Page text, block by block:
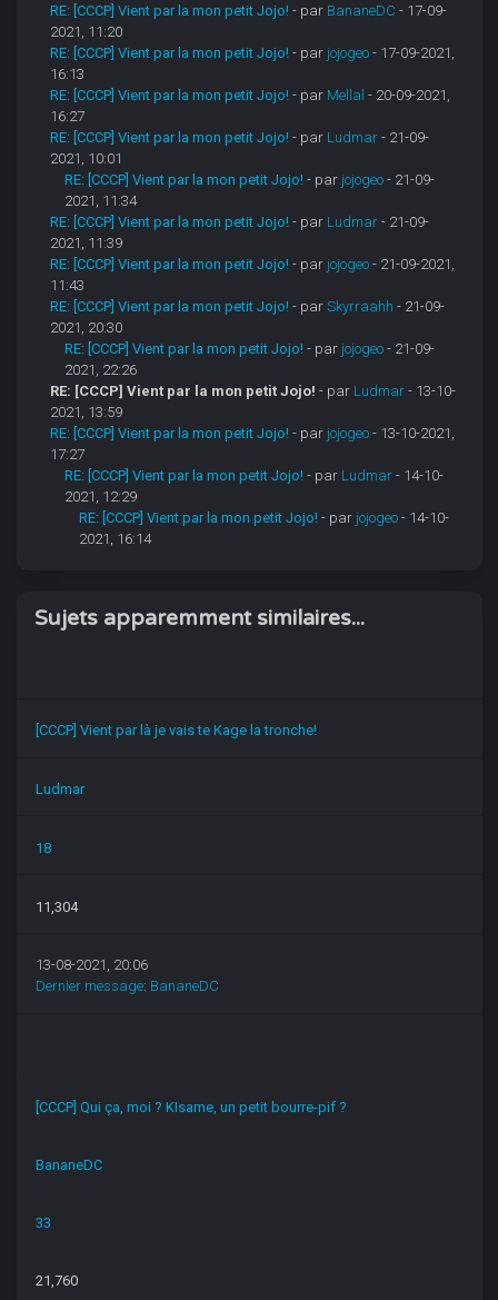
RE: [CCCP] Vient par la mon petit Jojo! - par BananeDC - 17-09-
2021, 11:20
RE: [CCCP] Vient par la mon petit Jojo! - par jojogeo - 17-09-2021,
16:13
RE: [CCCP] Vient par la mon petit Jojo! - par Mellal - 20-09-2021,
16:27
RE: [CCCP] Vient par la mon petit Jojo! - par Ludmar - 21-09-
2021, 10:01
RE: [CCCP] Vient par la mon petit Jojo! - par jojogeo - 21-09-
2021, 11:34
RE: [CCCP] Vient par la mon petit Jojo! - par Ludmar - 21-09-
2021, 11:39
RE: [CCCP] Vient par la mon petit Jojo! - par jojogeo - 21-09-2021,
11:43
RE: [CCCP] Vient par la mon petit Jojo! - parSkyrraahh - 21-09-
2021, 20:30
RE: [CCCP] Vient par la mon petit Jojo! - par jojogeo - 21-09-
2021, 22:26
RE: [CCCP] Vient par la mon petit Jojo! - par Ludmar - 13-10-
2021, 13:59
RE: [CCCP] Vient par la mon petit Jojo! - par jojogeo - 13-10-2021,
17:27
RE: [CCCP] Vient par la mon petit Jojo! - par Ludmar - 14-10-
2021, 12:29
RE: [CCCP] Vient par la mon petit Jojo! - par jojogeo - 14-10-
2021, 16:14
Sujets apparemment similaires...
[CCCP] Vient par là je vais te Kage la tronche!
Ludmar
18
11,304
13-08-2021, 20:06
Dernier message: BananeDC
[CCCP] Qui ça, moi ? KIsame, un petit bourre-pif ?
BananeDC
33
21,760